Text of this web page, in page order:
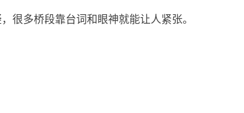
很多桥段靠台词和眼神就能让人紧张。